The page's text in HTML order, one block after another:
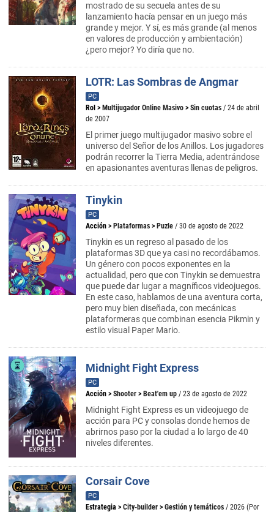
mostrado de su secuela antes de su
lanzamiento hacía pensar en un juego más
grande y mejor. Y sí, es más grande (al menos
en valores de producción y ambientación)
¿pero mejor? Yo diría que no.
LOTR: Las Sombras de Angmar
PC
Rol > Multijugador Online Masivo > Sin cuotas / 24 de abril
de 2007
El primer juego multijugador masivo sobre el
universo del Señor de los Anillos. Los jugadores
podrán recorrer la Tierra Media, adentrándose
en apasionantes aventuras llenas de peligros.
Tinykin
PC
Acción > Plataformas > Puzle / 30 de agosto de 2022
Tinykin es un regreso al pasado de los
plataformas 3D que ya casi no recordábamos.
Un género con pocos exponentes en la
actualidad, pero que con Tinykin se demuestra
que puede dar lugar a magníficos videojuegos.
En este caso, hablamos de una aventura corta,
pero muy bien diseñada, con mecánicas
plataformeras que combinan esencia Pikmin y
estilo visual Paper Mario.
Midnight Fight Express
PC
Acción > Shooter > Beat'em up / 23 de agosto de 2022
Midnight Fight Express es un videojuego de
acción para PC y consolas donde hemos de
abrirnos paso por la ciudad a lo largo de 40
niveles diferentes.
Corsair Cove
PC
Estrategia > City-builder > Gestión y temáticos / 2026 (Por